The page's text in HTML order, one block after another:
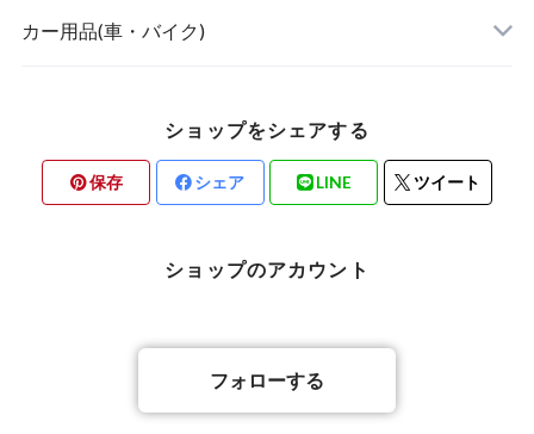
キッチングッズ
素材・ハンドメイド
トップス
カー用品(車・バイク)
ショップをシェアする
保存 シェア LINE ツイート
ショップのアカウント
フォローする